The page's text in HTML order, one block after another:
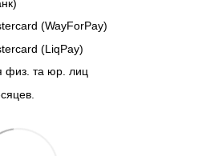
(WayForPay)
(LiqPay)
физ. та юр. лиц